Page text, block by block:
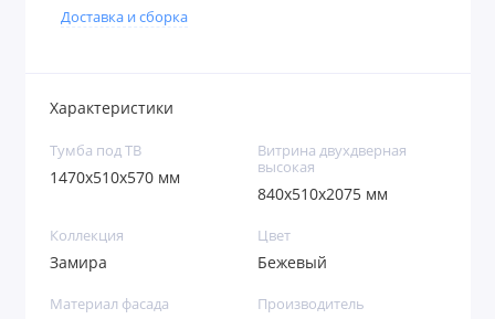
Доставка и сборка
Характеристики
Тумба под ТВ
1470х510х570 мм
Витрина двухдверная
высокая
840х510х2075 мм
Коллекция
Замира
Цвет
Бежевый
Материал фасада Производитель